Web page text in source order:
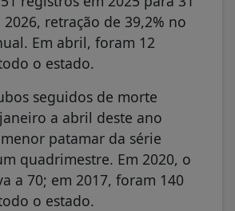
retração de 39,2% no
Em abril, foram 12
o estado.
seguidos de morte
a abril deste ano
patamar da série
quadrimestre. Em 2020, o
a 70; em 2017, foram 140
o estado.